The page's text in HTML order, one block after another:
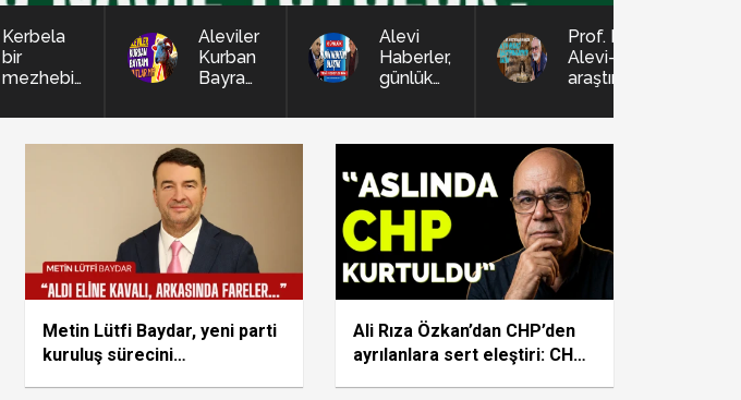
Kerbela
bir
mezhebin
insanlığın
ortak
Aleviler
Kurban
Bayramı
mı?
Alevi
Haberler,
günlük
ziyaretçi
hedefine
Prof. Dr. Aksoy:
Alevi-Bektaşi
araştırmalarının
dikkat edilmesi
gereken
hususlar
Metin Lütfi Baydar, yeni parti
kuruluş sürecini
Ali Rıza Özkan’dan CHP’den
ayrılanlara sert eleştiri: CHP